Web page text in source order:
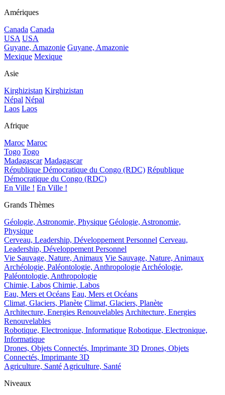
Amériques
Canada Canada
USA USA
Guyane, Amazonie Guyane, Amazonie
Mexique Mexique
Asie
Kirghizistan Kirghizistan
Népal Népal
Laos Laos
Afrique
Maroc Maroc
Togo Togo
Madagascar Madagascar
République Démocratique du Congo (RDC) République
Démocratique du Congo (RDC)
En Ville ! En Ville !
Grands Thèmes
Géologie, Astronomie, Physique Géologie, Astronomie,
Physique
Cerveau, Leadership, Développement Personnel Cerveau,
Leadership, Développement Personnel
Vie Sauvage, Nature, Animaux Vie Sauvage, Nature, Animaux
Archéologie, Paléontologie, Anthropologie Archéologie,
Paléontologie, Anthropologie
Chimie, Labos Chimie, Labos
Eau, Mers et Océans Eau, Mers et Océans
Climat, Glaciers, Planète Climat, Glaciers, Planète
Architecture, Energies Renouvelables Architecture, Energies
Renouvelables
Robotique, Electronique, Informatique Robotique, Electronique,
Informatique
Drones, Objets Connectés, Imprimante 3D Drones, Objets
Connectés, Imprimante 3D
Agriculture, Santé Agriculture, Santé
Niveaux